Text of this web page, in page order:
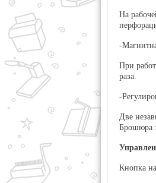
На
-
При
раза.
-
Две
Брошюра
Кнопка